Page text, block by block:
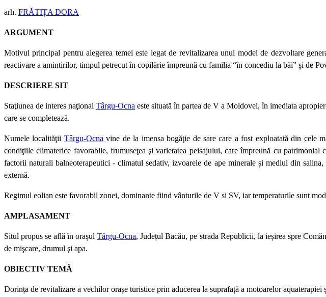
arh. FRĂTIȚA DORA
ARGUMENT
Motivul principal pentru alegerea temei este legat de revitalizarea unui model de dezvoltare
reactivare a amintirilor, timpul petrecut în copilărie împreună cu familia “în concediu la băi” și de
DESCRIERE SIT
Staţiunea de interes naţionalTârgu-Ocna este situată în partea de V a Moldovei, în imediata
care se completează.
Numele localităţii Târgu-Ocna vine de la imensa bogăţie de sare care a fost exploatată din cele
condiţiile climaterice favorabile, frumuseţea şi varietatea peisajului, care împreună cu
factorii naturali balneoterapeutici - climatul sedativ, izvoarele de ape minerale și mediul din
externă.
Regimul eolian este favorabil zonei, dominante fiind vânturile de V si SV, iar temperaturile sunt
AMPLASAMENT
Situl propus se află în orașulTârgu-Ocna, Județul Bacău, pe strada Republicii, la ieșirea spre
de mişcare, drumul şi apa.
OBIECTIV TEMĂ
Dorința de revitalizare a vechilor orașe turistice prin aducerea la suprafață a motoarelor aquaterapiei